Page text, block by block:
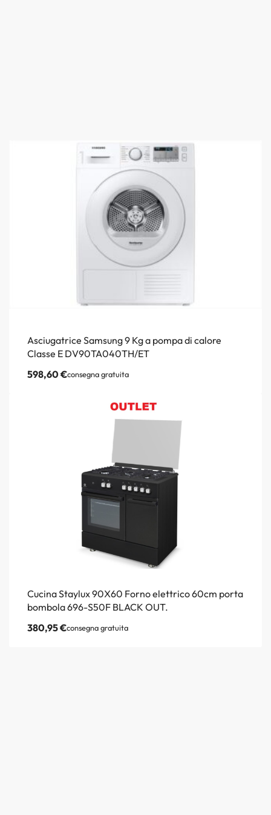
Asciugatrice Samsung 9 Kg a pompa di calore
Classe E DV90TA040TH/ET
598,60€consegna gratuita
Cucina Staylux 90X60 Forno elettrico 60cm porta
bombola 696-S50F BLACK OUT.
380,95€consegna gratuita